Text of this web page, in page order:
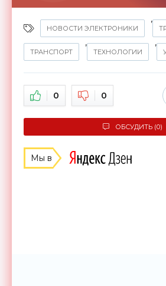
НОВОСТИ ЭЛЕКТРОНИКИ
,
ТРАНСПОРТ
,
ТЕХНОЛОГИИ
,
0 0
ОБСУДИТЬ (0)
Мы в